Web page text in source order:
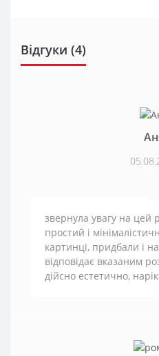
Відгуки (4)
звернула увагу на цей
простий і
картинці, придбали і
відповідає вказаним
дійсно естетично,